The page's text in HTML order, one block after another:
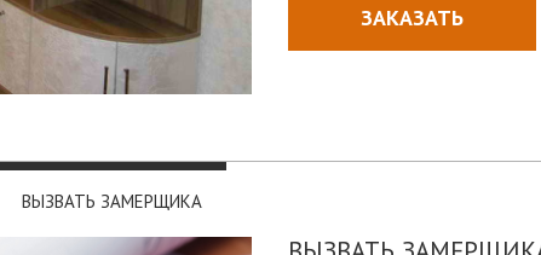
ЗАКАЗАТЬ
ВЫЗВАТЬ ЗАМЕРЩИКА